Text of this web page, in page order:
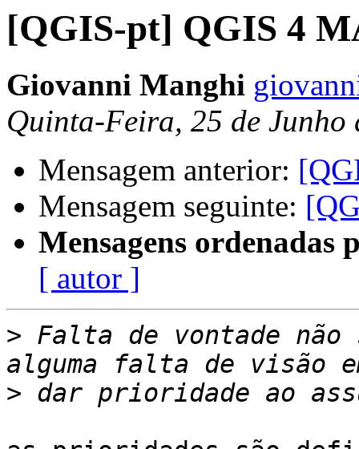
[QGIS-pt] QGIS 4
Giovanni Manghi
Quinta-Feira, 25 de
Mensagem anterior:
Mensagem seguinte:
Mensagens ordenadas
[ autor ]
> Falta de vontade
>